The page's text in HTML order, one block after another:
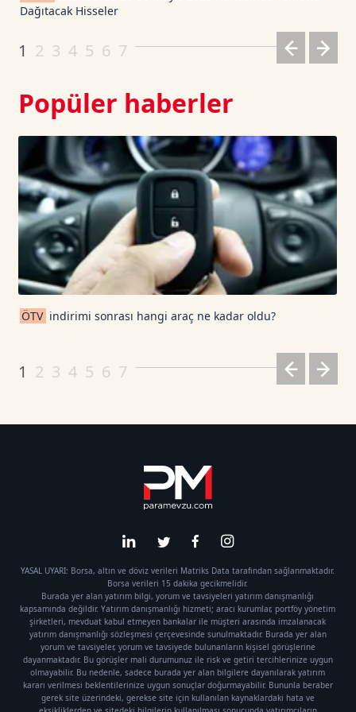
Dağıtacak Hisseler
1 2 3 4 5 6 7
Popüler haberler
ÖTV indirimi sonrası hangi araç ne kadar oldu?
1 2 3 4 5 6 7
YASAL UYARI: Borsa, altın ve döviz verileri Matriks Data tarafından sağlanmaktadır.
Borsa verileri 15 dakika gecikmelidir.
Burada yer alan yatırım bilgi, yorum ve tavsiyeleri yatırım danışmanlığı
kapsamında değildir. Yatırım danışmanlığı hizmeti; aracı kurumlar, portföy yönetim
şirketleri, mevduat kabul etmeyen bankalar ile müşteri arasında imzalanacak
yatırım danışmanlığı sözleşmesi çerçevesinde sunulmaktadır. Burada yer alan
yorum ve tavsiyeler, yorum ve tavsiyede bulunanların kişisel görüşlerine
dayanmaktadır. Bu görüşler mali durumunuz ile risk ve getiri tercihlerinize uygun
olmayabilir. Bu nedenle, sadece burada yer alan bilgilere dayanılarak yatırım
kararı verilmesi beklentilerinize uygun sonuçlar doğurmayabilir. Bununla beraber
gerek site üzerindeki, gerekse site için kullanılan kaynaklardaki hata ve